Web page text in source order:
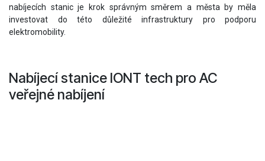
nabíjecích stanic je krok správným směrem a města by měla
investovat do této důležité infrastruktury pro podporu
elektromobility.
Nabíjecí stanice IONT tech pro AC
veřejné nabíjení